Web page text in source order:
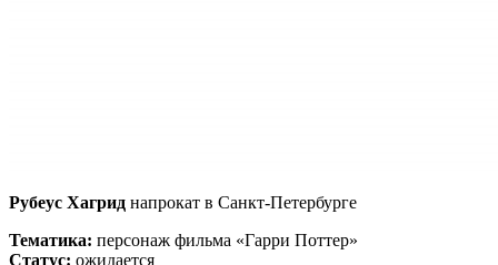
Рубеус Хагрид напрокат в Санкт-Петербурге
Тематика: персонаж фильма «Гарри Поттер»
Статус: ожидается